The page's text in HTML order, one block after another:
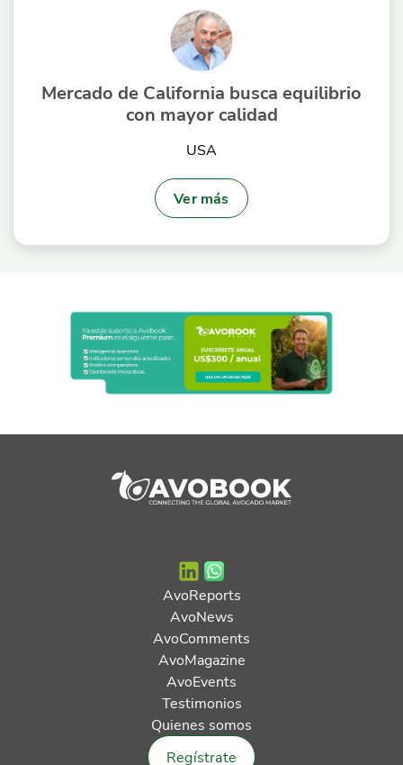
Mercado de California busca equilibrio
con mayor calidad
USA
Ver más
AvoReports
AvoNews
AvoComments
AvoMagazine
AvoEvents
Testimonios
Quienes somos
Regístrate